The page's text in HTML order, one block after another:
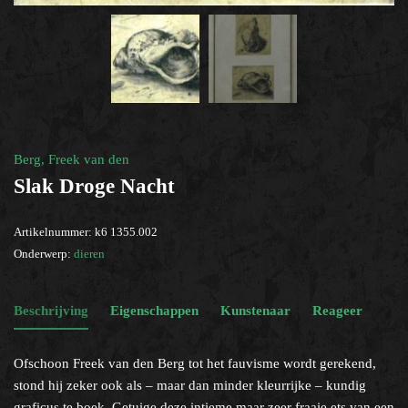
Berg, Freek van den
Slak Droge Nacht
Artikelnummer: k6 1355.002
Onderwerp: dieren
Beschrijving Eigenschappen Kunstenaar Reageer
Ofschoon Freek van den Berg tot het fauvisme wordt gerekend,
stond hij zeker ook als – maar dan minder kleurrijke – kundig
×
dieren